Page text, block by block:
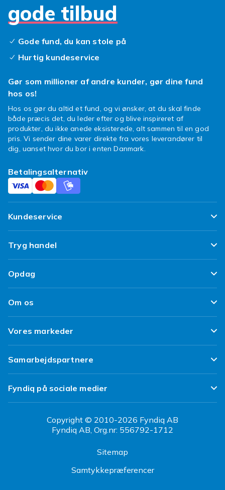
gode tilbud
Gode fund, du kan stole på
Hurtig kundeservice
Gør som millioner af andre kunder, gør dine fund
hos os!
Hos os gør du altid et fund, og vi ønsker, at du skal finde
både præcis det, du leder efter og blive inspireret af
produkter, du ikke anede eksisterede, alt sammen til en god
pris. Vi sender dine varer direkte fra vores leverandører til
dig, uanset hvor du bor i enten Danmark.
Betalingsalternativ
Kundeservice
Ofte stillede spørgsmål
Spor min pakke
Levering
Fortryd & returner her
Tryg handel
Tilfredshedsgaranti
Kundeanmeldelser
Brukt/ Refurbished
Opdag
Top 100 fund
Design dit eget tøj
Om os
Klimaarbejde
Job hos Fyndiq
Tilgængelighed
Transparensrapport
Vores markeder
Fyndiq Sverige
Fyndiq Finland
Fyndiq Norge
CDON Danmark
CDON Sverige
Samarbejdspartnere
Partner Help Center
Regler og kvalitet
Fyndiq på sociale medier
Copyright © 2010-2026 Fyndiq AB
Fyndiq AB, Org.nr: 556792-1712
Sitemap
Samtykkepræferencer